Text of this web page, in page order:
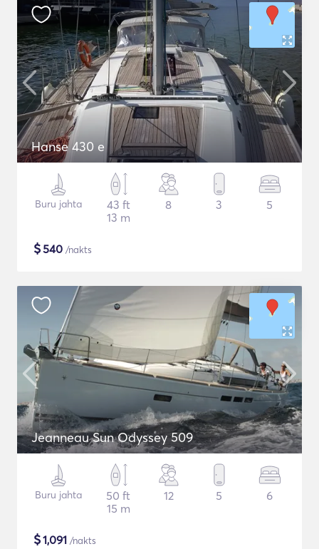
Hanse 430 e
Buru jahta
43 ft
13 m
8 3 5
$540 /nakts
Jeanneau Sun Odyssey 509
Buru jahta
50 ft
15 m
12 5 6
$1,091 /nakts